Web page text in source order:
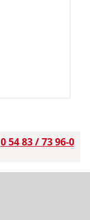
0 54 83 / 73 96-0